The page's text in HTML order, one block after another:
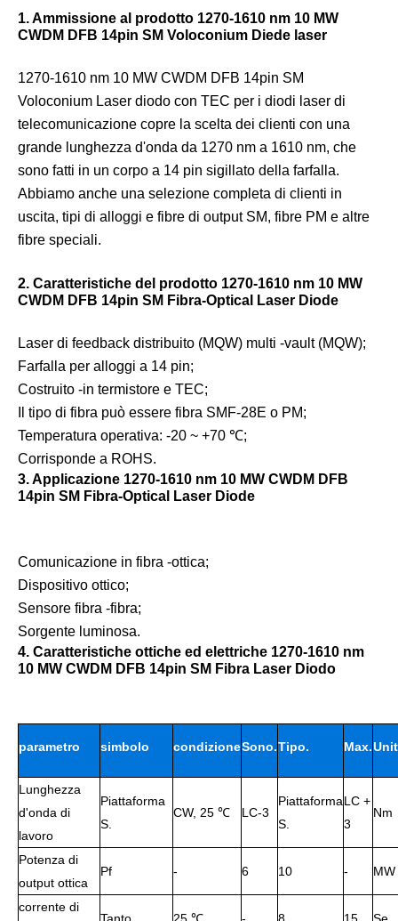
1. Ammissione al prodotto 1270-1610 nm 10 MW
CWDM DFB 14pin SM Voloconium Diede laser
1270-1610 nm 10 MW CWDM DFB 14pin SM
Voloconium Laser diodo con TEC per i diodi laser di
telecomunicazione copre la scelta dei clienti con una
grande lunghezza d'onda da 1270 nm a 1610 nm, che
sono fatti in un corpo a 14 pin sigillato della farfalla.
Abbiamo anche una selezione completa di clienti in
uscita, tipi di alloggi e fibre di output SM, fibre PM e altre
fibre speciali.
2. Caratteristiche del prodotto 1270-1610 nm 10 MW
CWDM DFB 14pin SM Fibra-Optical Laser Diode
Laser di feedback distribuito (MQW) multi -vault (MQW);
Farfalla per alloggi a 14 pin;
Costruito -in termistore e TEC;
Il tipo di fibra può essere fibra SMF-28E o PM;
Temperatura operativa: -20 ~ +70 ℃;
Corrisponde a ROHS.
3. Applicazione 1270-1610 nm 10 MW CWDM DFB
14pin SM Fibra-Optical Laser Diode
Comunicazione in fibra -ottica;
Dispositivo ottico;
Sensore fibra -fibra;
Sorgente luminosa.
4. Caratteristiche ottiche ed elettriche 1270-1610 nm
10 MW CWDM DFB 14pin SM Fibra Laser Diodo
parametro simbolo condizioneSono.Tipo. Max.
Lunghezza
d'onda di
lavoro
Piattaforma
S.
CW, 25 ℃ LC-3
Piattaforma
S.
LC +
3
Nm
Potenza di
output ottica
Pf - 6 10 - MW
corrente di